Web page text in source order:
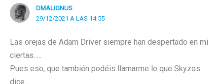
DMALIGNUS
29/12/2021 A LAS 14:55
Las orejas de Adam Driver siempre han despertado en mi
ciertas…..
Pues eso, que también podéis llamarme lo que Skyzos
dice…